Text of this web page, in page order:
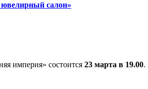
ювелирный салон»
империя» состоится 23 марта в 19.00.